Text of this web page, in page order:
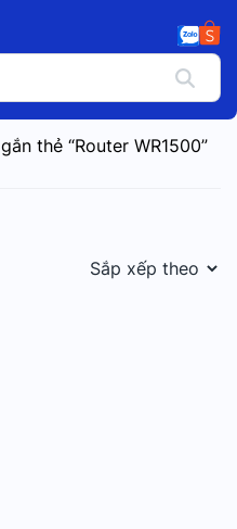
thẻ “Router WR1500”